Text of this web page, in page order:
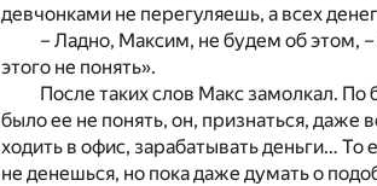
девчонками не перегуляешь, а всех
– Ладно, Максим, не будем об этом,
этого не понять».
После таких слов Макс замолкал.
было ее не понять, он, признаться, даже
ходить в офис, зарабатывать деньги… То
не денешься, но пока даже думать о